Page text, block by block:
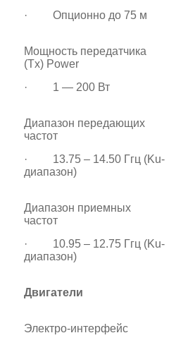
· Опционно до 75 м
Мощность передатчика
(Tx) Power
· 1 — 200 Вт
Диапазон передающих
частот
· 13.75 – 14.50 Ггц (Ku-
диапазон)
Диапазон приемных
частот
· 10.95 – 12.75 Ггц (Ku-
диапазон)
Двигатели
Электро-интерфейс